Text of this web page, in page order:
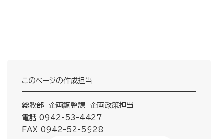
このページの作成担当
総務部 企画調整課 企画政策担当
電話 0942-53-4427
FAX 0942-52-5928